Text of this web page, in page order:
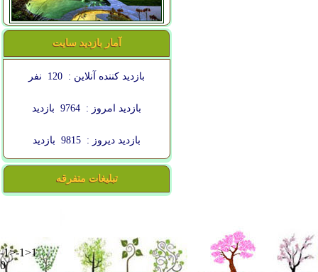
آمار بازدید سایت
بازدید کننده آنلاین : 120 نفر
بازدید امروز : 9764 بازدید
بازدید دیروز : 9815 بازدید
تبلیغات متفرقه
-1>-1>1
0